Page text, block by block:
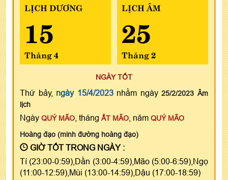
LỊCH DƯƠNG
15
Tháng 4
LỊCH ÂM
25
Tháng 2
NGÀY TỐT
Thứ bảy, ngày 15/4/2023nhằm ngày25/2/2023 Âm
lịch
Ngày QUÝ MÃO , tháng ẤT MÃO , năm QUÝ MÃO
Hoàng đạo (minh đường hoàng đạo)
GIỜ TỐT TRONG NGÀY :
Tí (23:00-0:59),Dần (3:00-4:59),Mão (5:00-6:59),Ngọ
(11:00-12:59),Mùi (13:00-14:59),Dậu (17:00-18:59)